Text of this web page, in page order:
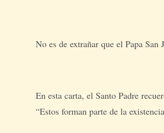
No es de extrañar que el Papa
En esta carta, el Santo Padre
“Estos forman parte de la